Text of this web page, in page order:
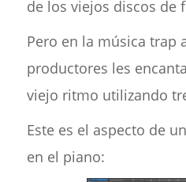
de los viejos discos de
Pero en la música trap
productores les
viejo ritmo utilizando
Este es el aspecto de
en el piano: